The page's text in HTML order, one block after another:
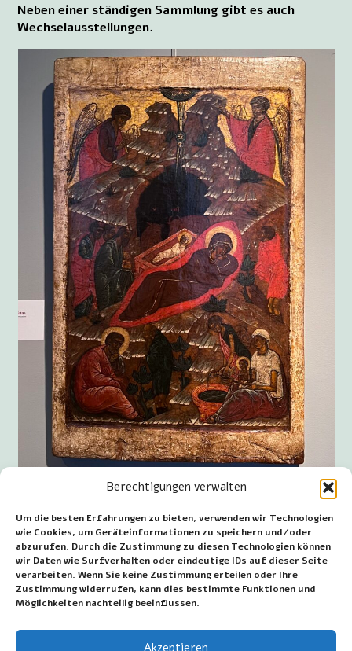
Berechtigungen verwalten
Um die besten Erfahrungen zu bieten, verwenden wir Technologien
wie Cookies, um Geräteinformationen zu speichern und/oder
abzurufen. Durch die Zustimmung zu diesen Technologien können
wir Daten wie Surfverhalten oder eindeutige IDs auf dieser Seite
verarbeiten. Wenn Sie keine Zustimmung erteilen oder Ihre
Zustimmung widerrufen, kann dies bestimmte Funktionen und
Möglichkeiten nachteilig beeinflussen.
Akzeptieren
Neben einer ständigen Sammlung gibt es auch
Wechselausstellungen.
Geburt Christi, Russland, um 1600
www.ikonenemuseumkampen.nl.
Das Museum ist von Dienstag bis einschließlich
Samstag geöffnet.
Adresse: Buiten Nieuwstraat 2, 8261AV Kampen.
~~~